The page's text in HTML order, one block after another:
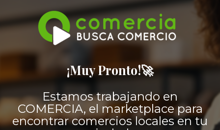
¡Muy Pronto!🚀
Estamos trabajando en
COMERCIA, el marketplace para
encontrar comercios locales en tu